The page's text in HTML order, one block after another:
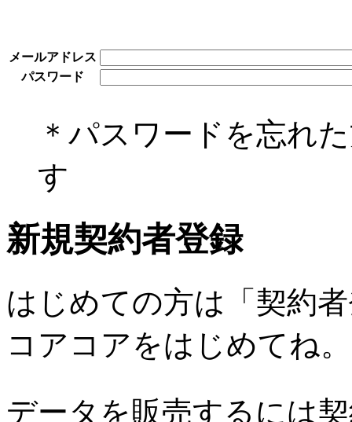
メールアドレス
パスワード
＊パスワードを忘れ
す
新規契約者登録
はじめての方は「契約
コアコアをはじめてね。
データを販売するには